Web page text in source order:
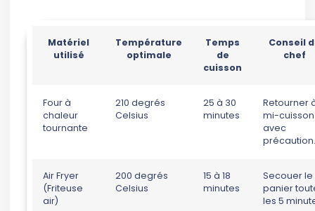
Matériel
utilisé
Température
optimale
Temps
de
cuisson
Conseil
chef
Four à
chaleur
tournante
210 degrés
Celsius
25 à 30
minutes
Retourner
mi-cuisson
avec
précaution.
Air Fryer
(Friteuse
air)
200 degrés
Celsius
15 à 18
minutes
Secouer le
panier
les 5